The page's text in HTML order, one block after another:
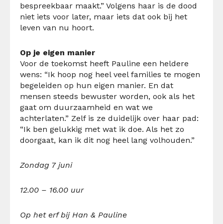
bespreekbaar maakt.” Volgens haar is de dood
niet iets voor later, maar iets dat ook bij het
leven van nu hoort.
Op je eigen manier
Voor de toekomst heeft Pauline een heldere
wens: “Ik hoop nog heel veel families te mogen
begeleiden op hun eigen manier. En dat
mensen steeds bewuster worden, ook als het
gaat om duurzaamheid en wat we
achterlaten.” Zelf is ze duidelijk over haar pad:
“Ik ben gelukkig met wat ik doe. Als het zo
doorgaat, kan ik dit nog heel lang volhouden.”
Zondag 7 juni
12.00 – 16.00 uur
Op het erf bij Han & Pauline